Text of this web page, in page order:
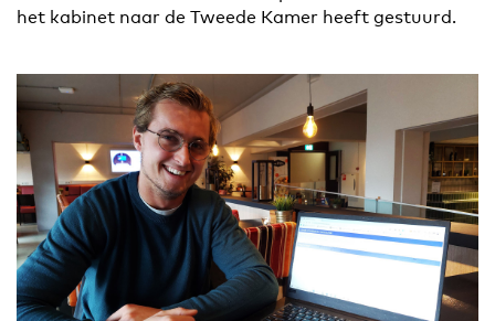
het kabinet naar de Tweede Kamer heeft gestuurd.